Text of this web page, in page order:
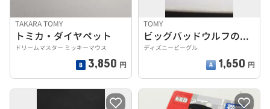
TAKARA TOMY
トミカ・ダイヤペット
ドリームマスター ミッキーマウス
3,850 円
TOMY
ビッグバッドウルフのストリートロッド
ディズニービーグル
1,650 円